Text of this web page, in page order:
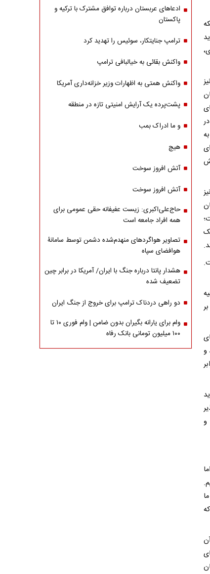
و
و
ادعاهای عربستان درباره توافق مشترک با ترکیه و
پاکستان
ترامپ جنایتکار، سوئیس را تهدید کرد
واکنش بقائی به خیالبافی ترامپ
واکنش همتی به اظهارات وزیر خزانه‌داری آمریکا
پشت‌پرده یک آرایش امنیتی تازه در منطقه
و ما ادراک بمب
هیچ
آتش افروز سوخت
آتش افروز سوخت
حاج‌علی‌اکبری: زیست عفیفانه حقی عمومی برای
همه افراد جامعه است
تصاویر هواگردهای منهدم‌شده دشمن توسط سامانۀ
هوافضای سپاه
هشدار پانتا درباره جنگ با ایران/ آمریکا در برابر چین
تضعیف شده
دو راهی دردناک ترامپ برای خروج از جنگ ایران
وام برای یارانه بگیران بدون ضامن | وام فوری ۱۰ تا
۱۰۰ میلیون تومانی بانک رفاه